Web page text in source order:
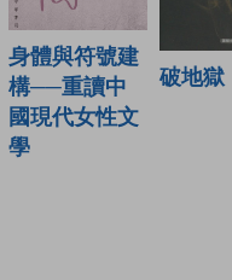
身體與符號建
構──重讀中
國現代女性文
學
破地獄